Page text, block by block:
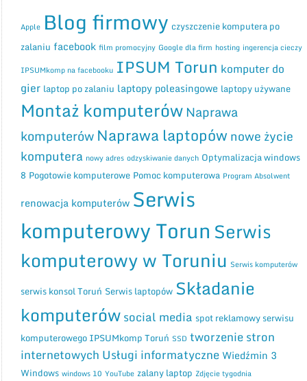
Apple Blog firmowy czyszczenie komputera po
zalaniu facebook film promocyjny Google dla firm hosting ingerencja cieczy
IPSUMkomp na facebooku IPSUM Torun komputer do
gier laptop po zalaniu laptopy poleasingowe laptopy używane
Montaż komputerów Naprawa
komputerów Naprawa laptopównowe życie
komputera nowy adres odzyskiwanie danych Optymalizacja windows
8 Pogotowie komputerowe Pomoc komputerowa Program Absolwent
renowacja komputerów Serwis
komputerowy Torun Serwis
komputerowy w Toruniu Serwis komputerów
serwis konsol Toruń Serwis laptopów Składanie
komputerówsocial media spot reklamowy serwisu
komputerowego IPSUMkomp Toruń SSD tworzenie stron
internetowych Usługi informatyczne Wiedźmin 3
Windows windows 10 YouTube zalany laptop Zdjęcie tygodnia